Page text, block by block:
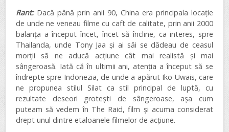
Rant: Dacă până prin anii 90, China era principala locație
de unde ne veneau filme cu caft de calitate, prin anii 2000
balanța a început încet, încet să încline, ca interes, spre
Thailanda, unde Tony Jaa și ai săi se dădeau de ceasul
morții să ne aducă acțiune cât mai realistă și mai
sângeroasă. Iată că în ultimii ani, atenția a început să se
îndrepte spre Indonezia, de unde a apărut Iko Uwais, care
ne propunea stilul Silat ca stil principal de luptă, cu
rezultate deseori grotești de sângeroase, așa cum
puteam să vedem în The Raid, film și acuma considerat
drept unul dintre etaloanele filmelor de acțiune.